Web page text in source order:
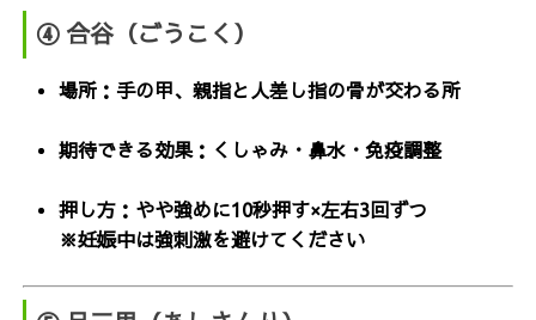
④ 合谷（ごうこく）
場所：手の甲、親指と人差し指の骨が交わる所
期待できる効果：くしゃみ・鼻水・免疫調整
押し方：やや強めに10秒押す×左右3回ずつ
※妊娠中は強刺激を避けてください